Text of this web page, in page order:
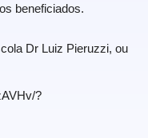
beneficiados.
Dr Luiz Pieruzzi, ou
?